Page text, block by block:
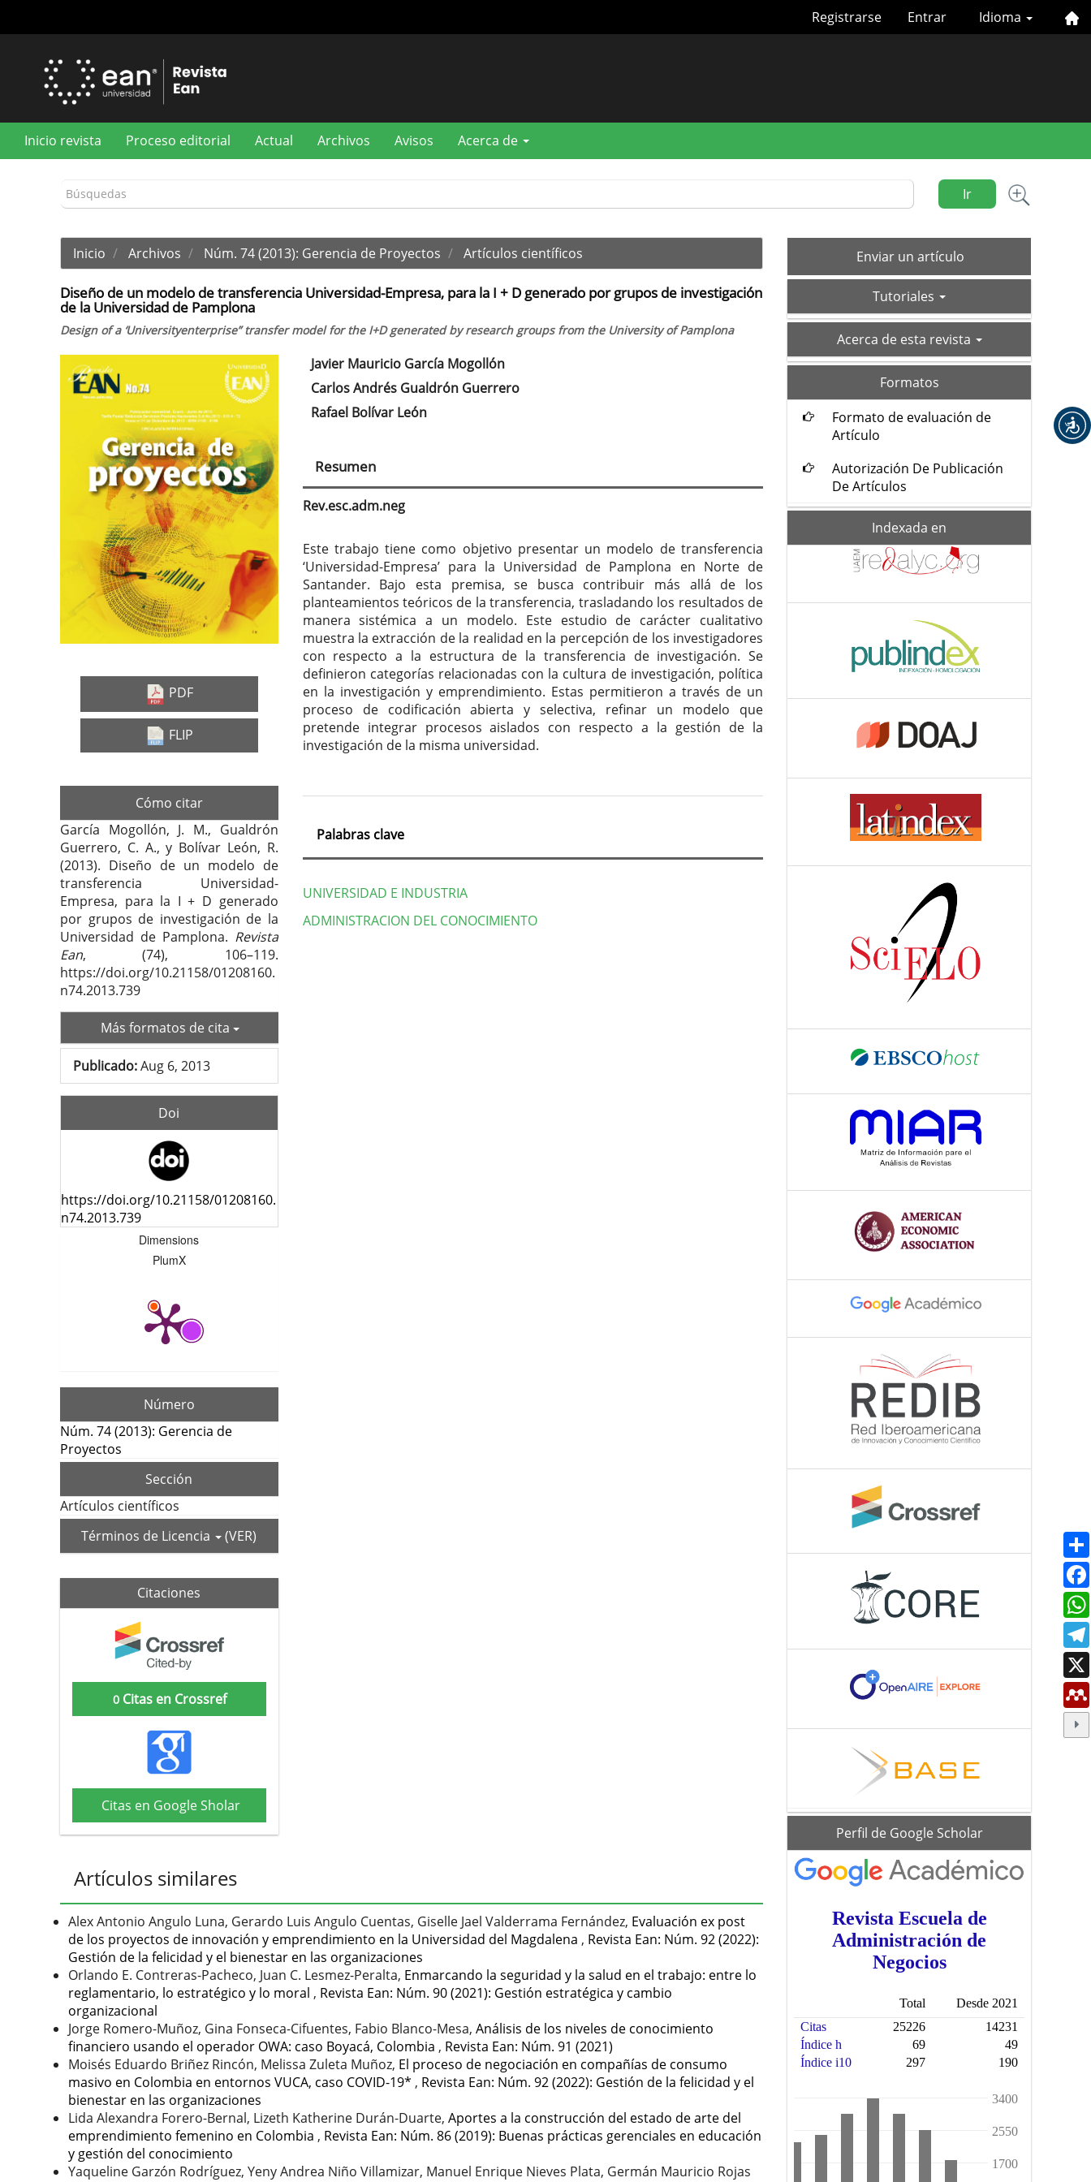
principal
Idioma
Registrarse Entrar
Inicio revista Proceso editorial Actual Archivos Avisos Acerca de
Ir
Inicio Archivos Núm. 74 (2013): Gerencia de Proyectos Artículos científicos
Diseño de un modelo de transferencia Universidad-Empresa, para la I + D generado por grupos de investigación
de la Universidad de Pamplona
Design of a ‘Universityenterprise” transfer model for the I+D generated by research groups from the University of Pamplona
Barra
lateral
del
artículo
PDF
FLIP
Cómo citar
García Mogollón, J. M., Gualdrón
Guerrero, C. A., y Bolívar León, R.
(2013). Diseño de un modelo de
transferencia Universidad-
Empresa, para la I + D generado
por grupos de investigación de la
Universidad de Pamplona. Revista
Ean, (74), 106–119.
https://doi.org/10.21158/01208160.
n74.2013.739
Más formatos de cita
Publicado:Aug 6, 2013
Doi
https://doi.org/10.21158/01208160.
n74.2013.739
Dimensions
PlumX
Número
Núm. 74 (2013): Gerencia de
Proyectos
Sección
Artículos científicos
Términos de Licencia
(VER)
Citaciones
0Citas en Crossref
Citas en Google Sholar
Contenido
principal
artículo
Javier Mauricio García Mogollón
Carlos Andrés Gualdrón Guerrero
Rafael Bolívar León
Resumen
Rev.esc.adm.neg
Este trabajo tiene como objetivo presentar un modelo de transferencia
‘Universidad-Empresa’ para la Universidad de Pamplona en Norte de
Santander. Bajo esta premisa, se busca contribuir más allá de los
planteamientos teóricos de la transferencia, trasladando los resultados de
manera sistémica a un modelo. Este estudio de carácter cualitativo
muestra la extracción de la realidad en la percepción de los investigadores
con respecto a la estructura de la transferencia de investigación. Se
definieron categorías relacionadas con la cultura de investigación, política
en la investigación y emprendimiento. Estas permitieron a través de un
proceso de codificación abierta y selectiva, refinar un modelo que
pretende integrar procesos aislados con respecto a la gestión de la
investigación de la misma universidad.
Palabras clave
UNIVERSIDAD E INDUSTRIA
ADMINISTRACION DEL CONOCIMIENTO
Artículos similares
Alex Antonio Angulo Luna, Gerardo Luis Angulo Cuentas, Giselle Jael Valderrama Fernández, Evaluación ex post
de los proyectos de innovación y emprendimiento en la Universidad del Magdalena , Revista Ean: Núm. 92 (2022):
Gestión de la felicidad y el bienestar en las organizaciones
Orlando E. Contreras-Pacheco, Juan C. Lesmez-Peralta, Enmarcando la seguridad y la salud en el trabajo: entre lo
reglamentario, lo estratégico y lo moral , Revista Ean: Núm. 90 (2021): Gestión estratégica y cambio
organizacional
Jorge Romero-Muñoz, Gina Fonseca-Cifuentes, Fabio Blanco-Mesa, Análisis de los niveles de conocimiento
financiero usando el operador OWA: caso Boyacá, Colombia , Revista Ean: Núm. 91 (2021)
Moisés Eduardo Briñez Rincón, Melissa Zuleta Muñoz, El proceso de negociación en compañías de consumo
masivo en Colombia en entornos VUCA, caso COVID-19* , Revista Ean: Núm. 92 (2022): Gestión de la felicidad y el
bienestar en las organizaciones
Lida Alexandra Forero-Bernal, Lizeth Katherine Durán-Duarte, Aportes a la construcción del estado de arte del
emprendimiento femenino en Colombia , Revista Ean: Núm. 86 (2019): Buenas prácticas gerenciales en educación
y gestión del conocimiento
Yaqueline Garzón Rodríguez, Yeny Andrea Niño Villamizar, Manuel Enrique Nieves Plata, Germán Mauricio Rojas
Enviar
un
Enviar un artículo
Tutoriales
acerca-Acerca de esta revista
Formatos
Formato de evaluación de
Artículo
Autorización De Publicación
De Artículos
Indexada en
scholarPerfil de Google Scholar